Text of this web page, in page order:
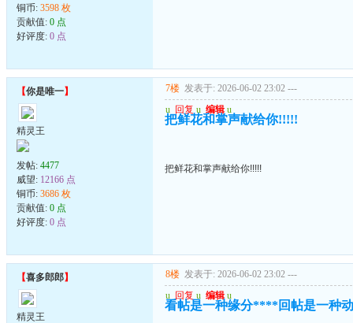
铜币: 3598 枚
贡献值: 0 点
好评度: 0 点
【你是唯一】
精灵王
发帖: 4477
威望: 12166 点
铜币: 3686 枚
贡献值: 0 点
好评度: 0 点
7楼 发表于: 2026-06-02 23:02 ---
u 回复 u 编辑 u
把鲜花和掌声献给你!!!!!
把鲜花和掌声献给你!!!!!
【喜多郎郎】
精灵王
8楼 发表于: 2026-06-02 23:02 ---
u 回复 u 编辑 u
看帖是一种缘分****回帖是一种